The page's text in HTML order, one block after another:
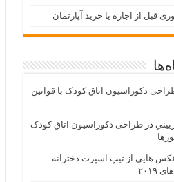
قبل از اجاره یا خرید آپارتمان
دکوراسیون اتاق کودک با قوانین
درطراحی دکوراسیون اتاق کودک
هایی از تیپ اسپرت دخترانه
۲۰۱۹